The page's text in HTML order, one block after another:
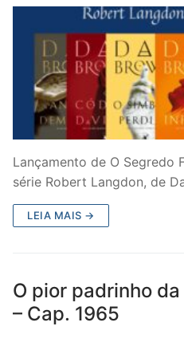
Lançamento de O Segredo
série Robert Langdon, de
LEIA MAIS →
O pior padrinho
– Cap. 1965